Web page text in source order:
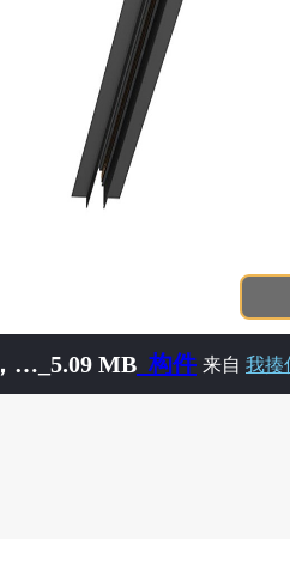
现代简约磁吸轨道，轨道，磁吸轨道 _5.09 MB _构件 来自 我揍